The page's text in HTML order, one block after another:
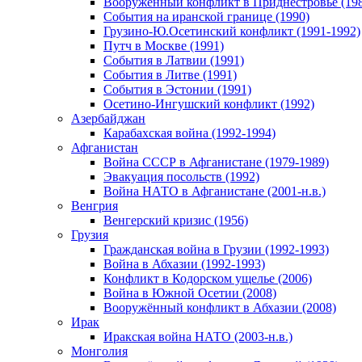
События на иранской границе (1990)
Грузино-Ю.Осетинский конфликт (1991-1992)
Путч в Москве (1991)
События в Латвии (1991)
События в Литве (1991)
События в Эстонии (1991)
Осетино-Ингушский конфликт (1992)
Азербайджан
Карабахская война (1992-1994)
Афганистан
Война СССР в Афганистане (1979-1989)
Эвакуация посольств (1992)
Война НАТО в Афганистане (2001-н.в.)
Венгрия
Венгерский кризис (1956)
Грузия
Гражданская война в Грузии (1992-1993)
Война в Абхазии (1992-1993)
Конфликт в Кодорском ущелье (2006)
Война в Южной Осетии (2008)
Вооружённый конфликт в Абхазии (2008)
Ирак
Иракская война НАТО (2003-н.в.)
Монголия